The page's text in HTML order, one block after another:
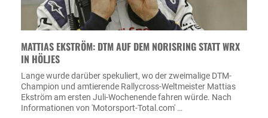
MATTIAS EKSTRÖM: DTM AUF DEM NORISRING STATT WRX
IN HÖLJES
Lange wurde darüber spekuliert, wo der zweimalige DTM-
Champion und amtierende Rallycross-Weltmeister Mattias
Ekström am ersten Juli-Wochenende fahren würde. Nach
Informationen von 'Motorsport-Total.com' …